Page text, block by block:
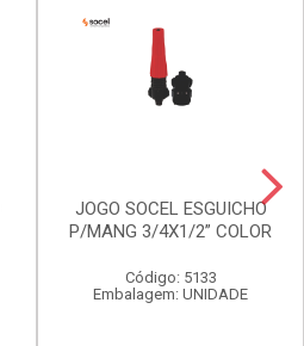
JOGO SOCEL ESGUICHO
P/MANG 3/4X1/2” COLOR
Código: 5133
Embalagem: UNIDADE